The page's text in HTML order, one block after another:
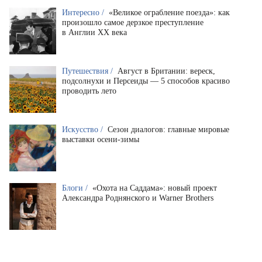
Интересно / «Великое ограбление поезда»: как
произошло самое дерзкое преступление
в Англии XX века
Путешествия / Август в Британии: вереск,
подсолнухи и Персеиды — 5 способов красиво
проводить лето
Искусство / Сезон диалогов: главные мировые
выставки осени-зимы
Блоги / «Охота на Саддама»: новый проект
Александра Роднянского и Warner Brothers